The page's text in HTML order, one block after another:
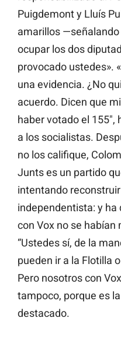
Puigdemont y Lluís
amarillos
ocupar los dos
provocado ustedes».
una evidencia. ¿No
acuerdo. Dicen que
haber votado el
a los socialistas.
no los califique,
Junts es un partido
intentando
independentista: y ha
con Vox no se
“Ustedes sí, de la
pueden ir a la Flotilla
Pero nosotros con
tampoco, porque es
destacado.